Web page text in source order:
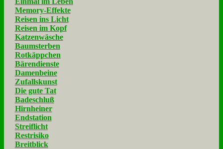
Memory-Effekte
Reisen ins Licht
Reisen im Kopf
Katzenwäsche
Baumsterben
Rotkäppchen
Bärendienste
Damenbeine
Zufallskunst
Die gute Tat
Badeschluß
Hirnheiner
Endstation
Streiflicht
Restrisiko
Breitblick